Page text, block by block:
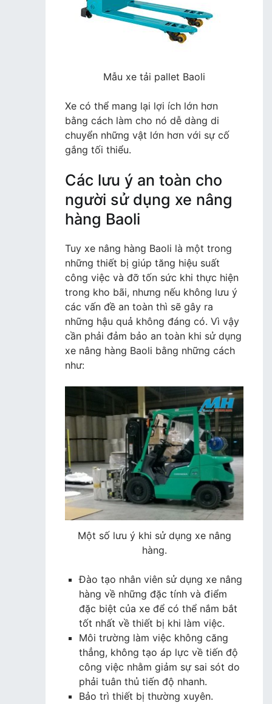
Mẫu xe tải pallet Baoli
Xe có thể mang lại lợi ích lớn hơn
bằng cách làm cho nó dễ dàng di
chuyển những vật lớn hơn với sự cố
gắng tối thiểu.
Các lưu ý an toàn cho
người sử dụng xe nâng
hàng Baoli
Tuy xe nâng hàng Baoli là một trong
những thiết bị giúp tăng hiệu suất
công việc và đỡ tốn sức khi thực hiện
trong kho bãi, nhưng nếu không lưu ý
các vấn đề an toàn thì sẽ gây ra
những hậu quả không đáng có. Vì vậy
cần phải đảm bảo an toàn khi sử dụng
xe nâng hàng Baoli bằng những cách
như:
Một số lưu ý khi sử dụng xe nâng
hàng.
Đào tạo nhân viên sử dụng xe nâng
hàng về những đặc tính và điểm
đặc biệt của xe để có thể nắm bắt
tốt nhất về thiết bị khi làm việc.
Môi trường làm việc không căng
thẳng, không tạo áp lực về tiến độ
công việc nhằm giảm sự sai sót do
phải tuân thủ tiến độ nhanh.
Bảo trì thiết bị thường xuyên.